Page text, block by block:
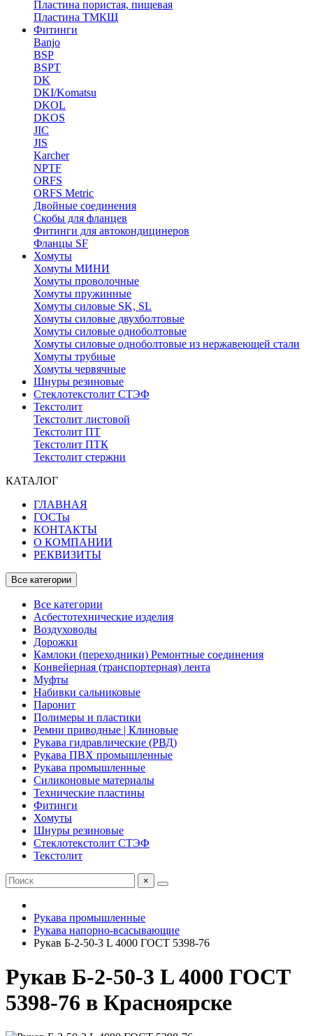
Пластина пористая, пищевая
Пластина ТМКЩ
Фитинги
Banjo
BSP
BSPT
DK
DKI/Komatsu
DKOL
DKOS
JIC
JIS
Karcher
NPTF
ORFS
ORFS Metric
Двойные соединения
Скобы для фланцев
Фитинги для автокондицинеров
Фланцы SF
Хомуты
Хомуты МИНИ
Хомуты проволочные
Хомуты пружинные
Хомуты силовые SK, SL
Хомуты силовые двухболтовые
Хомуты силовые одноболтовые
Хомуты силовые одноболтовые из нержавеющей стали
Хомуты трубные
Хомуты червячные
Шнуры резиновые
Стеклотекстолит СТЭФ
Текстолит
Текстолит листовой
Текстолит ПТ
Текстолит ПТК
Текстолит стержни
КАТАЛОГ
ГЛАВНАЯ
ГОСТы
КОНТАКТЫ
О КОМПАНИИ
РЕКВИЗИТЫ
Все категории
Все категории
Асбестотехнические изделия
Воздуховоды
Дорожки
Камлоки (переходники) Ремонтные соединения
Конвейерная (транспортерная) лента
Муфты
Набивки сальниковые
Паронит
Полимеры и пластики
Ремни приводные | Клиновые
Рукава гидравлические (РВД)
Рукава ПВХ промышленные
Рукава промышленные
Силиконовые материалы
Технические пластины
Фитинги
Хомуты
Шнуры резиновые
Стеклотекстолит СТЭФ
Текстолит
×
Рукава промышленные
Рукава напорно-всасывающие
Рукав Б-2-50-3 L 4000 ГОСТ 5398-76
Рукав Б-2-50-3 L 4000 ГОСТ
5398-76 в Красноярске